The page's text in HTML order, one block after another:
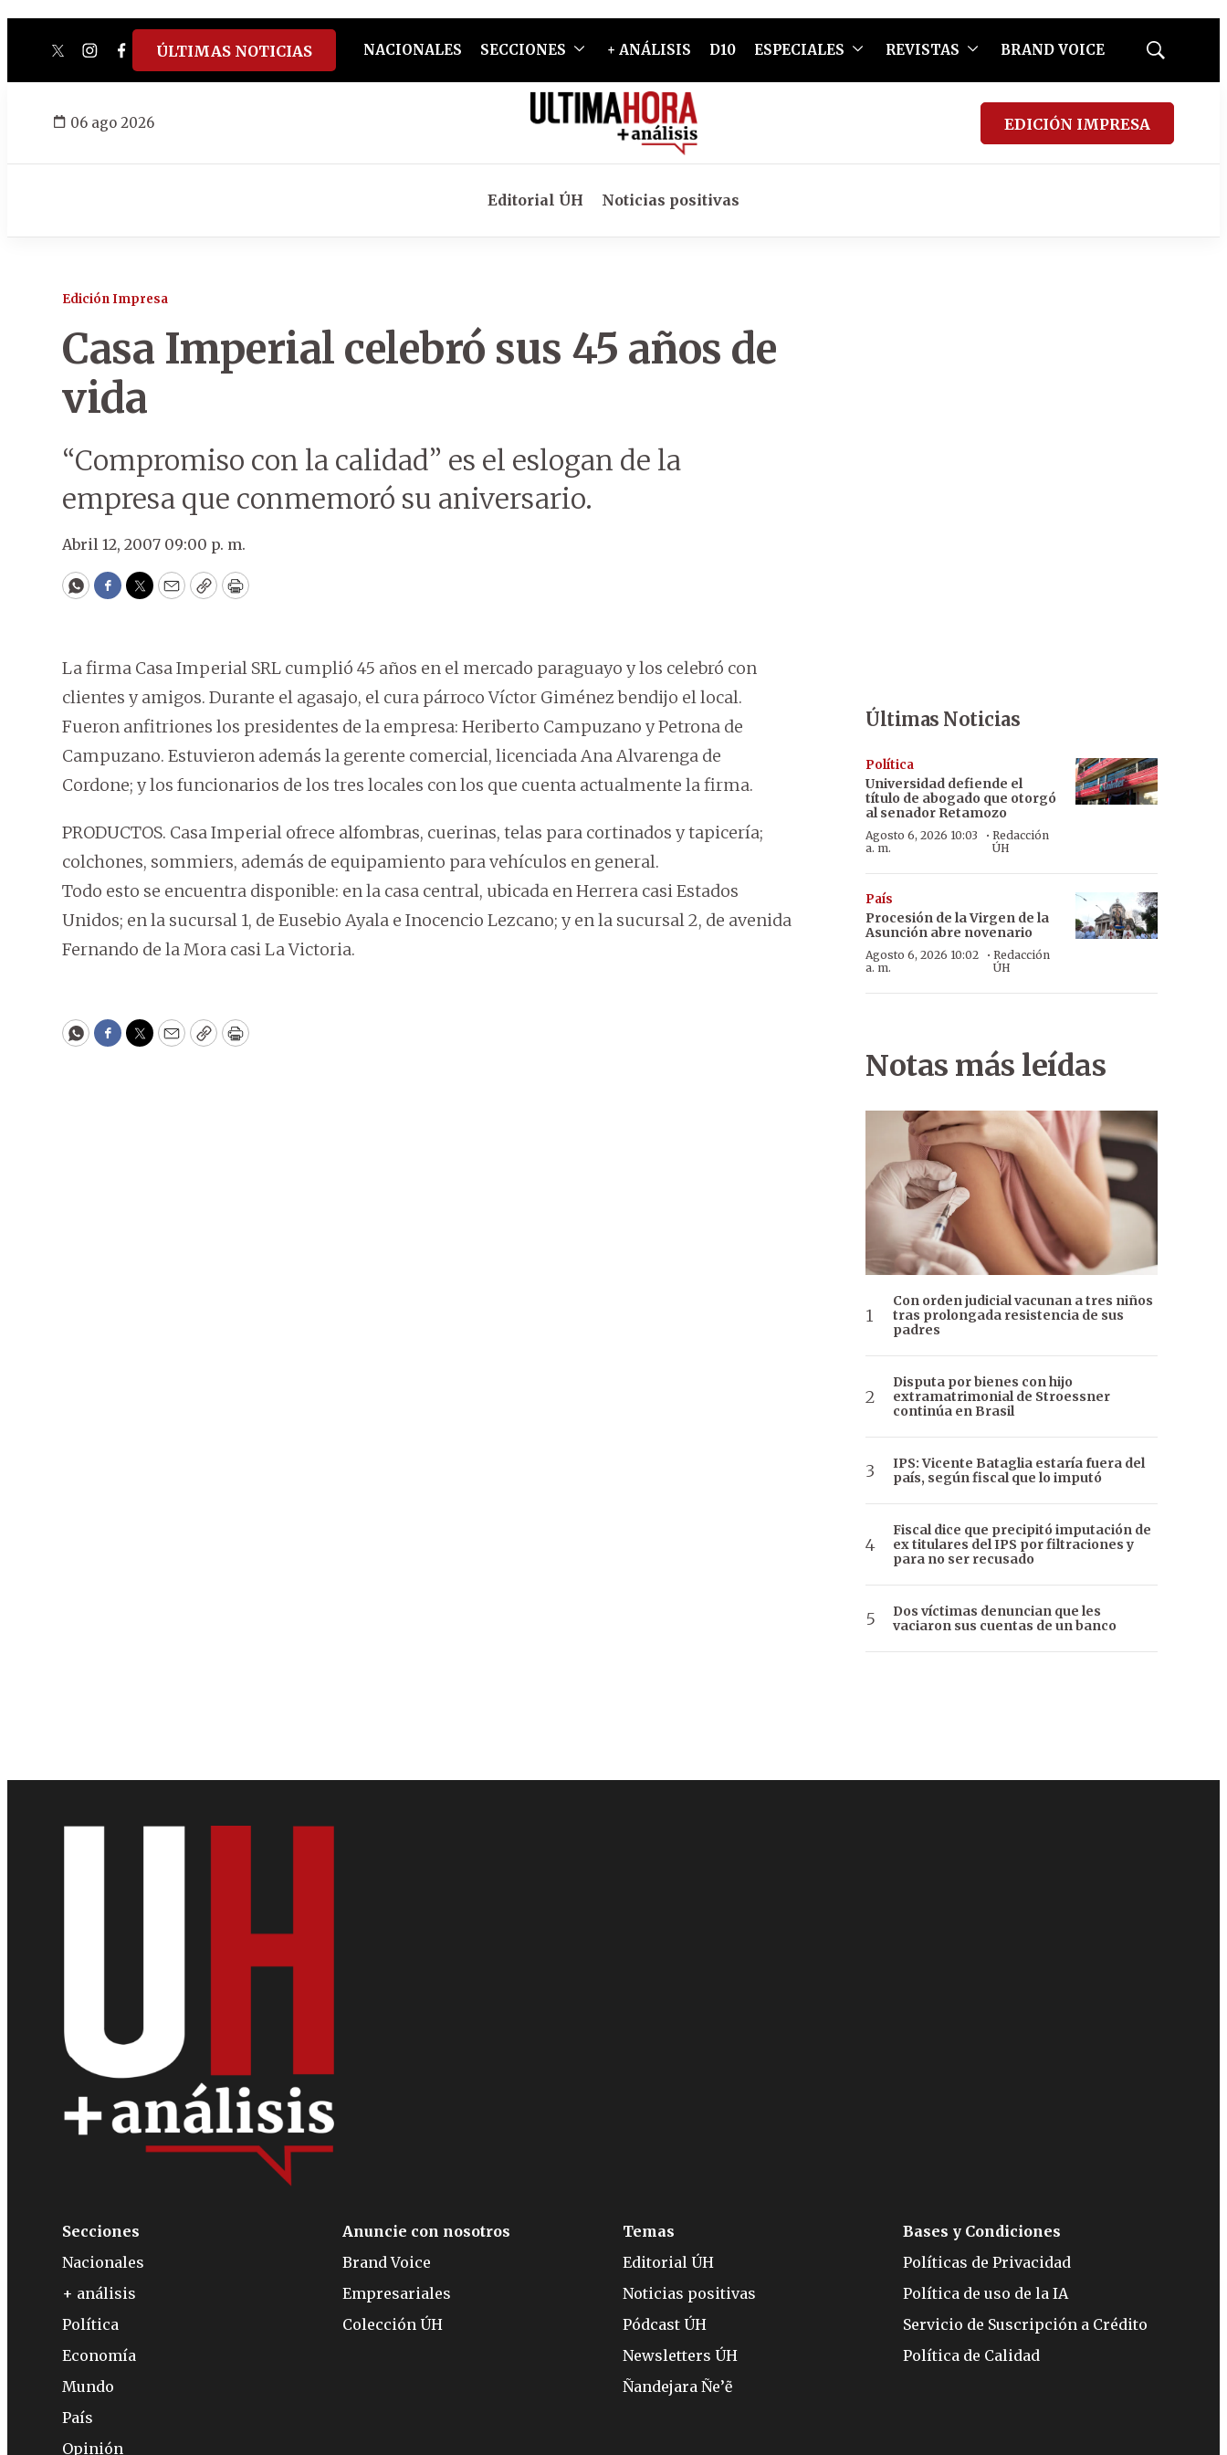
twitterinstagram
facebook
tiktokyoutube
spotify
ÚLTIMAS NOTICIAS NACIONALES SECCIONES + ANÁLISIS D10 ESPECIALES REVISTAS BRAND VOICE
Mostrar
06 ago 2026 EDICIÓN IMPRESA
Editorial ÚH Noticias positivas
Edición Impresa
Casa Imperial celebró sus 45 años de
vida
“Compromiso con la calidad” es el eslogan de la
empresa que conmemoró su aniversario.
Abril 12, 2007 09:00 p. m.
WhatsApp
Facebook
Twitter
EmailCopyPrint
La firma Casa Imperial SRL cumplió 45 años en el mercado paraguayo y los celebró con
clientes y amigos. Durante el agasajo, el cura párroco Víctor Giménez bendijo el local.
Fueron anfitriones los presidentes de la empresa: Heriberto Campuzano y Petrona de
Campuzano. Estuvieron además la gerente comercial, licenciada Ana Alvarenga de
Cordone; y los funcionarios de los tres locales con los que cuenta actualmente la firma.
PRODUCTOS. Casa Imperial ofrece alfombras, cuerinas, telas para cortinados y tapicería;
colchones, sommiers, además de equipamiento para vehículos en general.
Todo esto se encuentra disponible: en la casa central, ubicada en Herrera casi Estados
Unidos; en la sucursal 1, de Eusebio Ayala e Inocencio Lezcano; y en la sucursal 2, de avenida
Fernando de la Mora casi La Victoria.
WhatsApp
Facebook
Twitter
EmailCopyPrint
Últimas Noticias
Política
Universidad defiende el
título de abogado que otorgó
al senador Retamozo
Agosto 6, 2026 10:03
a. m.
·Redacción
ÚH
País
Procesión de la Virgen de la
Asunción abre novenario
Agosto 6, 2026 10:02
a. m.
· Redacción
ÚH
Notas más leídas
Con orden judicial vacunan a tres niños
tras prolongada resistencia de sus
padres
Disputa por bienes con hijo
extramatrimonial de Stroessner
continúa en Brasil
IPS: Vicente Bataglia estaría fuera del
país, según fiscal que lo imputó
Fiscal dice que precipitó imputación de
ex titulares del IPS por filtraciones y
para no ser recusado
Dos víctimas denuncian que les
vaciaron sus cuentas de un banco
Secciones
Nacionales
+ análisis
Política
Economía
Mundo
País
Opinión
Anuncie con nosotros
Brand Voice
Empresariales
Colección ÚH
Temas
Editorial ÚH
Noticias positivas
Pódcast ÚH
Newsletters ÚH
Ñandejara Ñe’ẽ
Bases y Condiciones
Políticas de Privacidad
Política de uso de la IA
Servicio de Suscripción a Crédito
Política de Calidad